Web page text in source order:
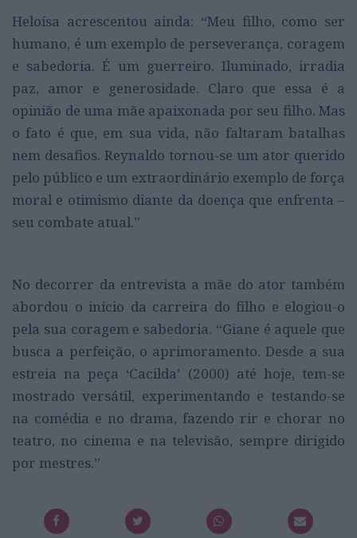
Heloísa acrescentou ainda: “Meu filho, como ser
humano, é um exemplo de perseverança, coragem
e sabedoria. É um guerreiro. Iluminado, irradia
paz, amor e generosidade. Claro que essa é a
opinião de uma mãe apaixonada por seu filho. Mas
o fato é que, em sua vida, não faltaram batalhas
nem desafios. Reynaldo tornou-se um ator querido
pelo público e um extraordinário exemplo de força
moral e otimismo diante da doença que enfrenta –
seu combate atual.”
No decorrer da entrevista a mãe do ator também
abordou o início da carreira do filho e elogiou-o
pela sua coragem e sabedoria. “Giane é aquele que
busca a perfeição, o aprimoramento. Desde a sua
estreia na peça ‘Cacilda’ (2000) até hoje, tem-se
mostrado versátil, experimentando e testando-se
na comédia e no drama, fazendo rir e chorar no
teatro, no cinema e na televisão, sempre dirigido
por mestres.”